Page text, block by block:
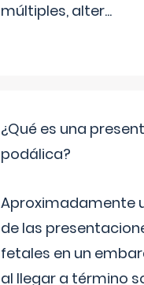
múltiples, alter...
¿Qué es una
podálica?
Aproximadamente
de las
fetales en un
al llegar a término